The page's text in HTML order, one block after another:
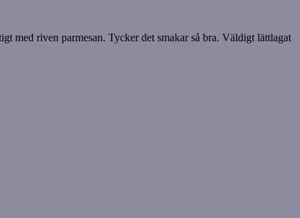
med riven parmesan. Tycker det smakar så bra. Väldigt lättlagat